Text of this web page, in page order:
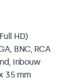
HD)
BNC, RCA
inbouw
35 mm